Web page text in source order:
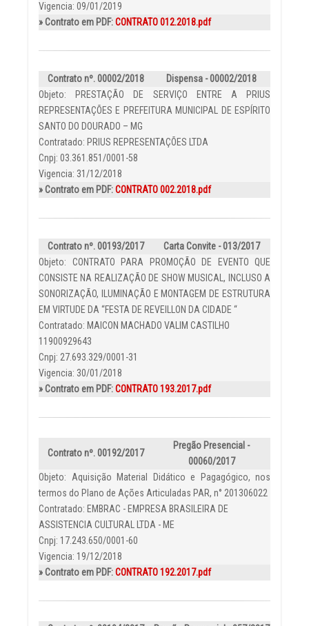
Vigencia: 09/01/2019
» Contrato em PDF:CONTRATO 012.2018.pdf
Contrato nº. 00002/2018
Dispensa - 00002/2018
Objeto: PRESTAÇÃO DE SERVIÇO ENTRE A PRIUS
REPRESENTAÇÕES E PREFEITURA MUNICIPAL DE ESPÍRITO
SANTO DO DOURADO – MG
Contratado: PRIUS REPRESENTAÇÕES LTDA
Cnpj: 03.361.851/0001-58
Vigencia: 31/12/2018
» Contrato em PDF:CONTRATO 002.2018.pdf
Contrato nº. 00193/2017
Carta Convite - 013/2017
Objeto: CONTRATO PARA PROMOÇÃO DE EVENTO QUE
CONSISTE NA REALIZAÇÃO DE SHOW MUSICAL, INCLUSO A
SONORIZAÇÃO, ILUMINAÇÃO E MONTAGEM DE ESTRUTURA
EM VIRTUDE DA “FESTA DE REVEILLON DA CIDADE “
Contratado: MAICON MACHADO VALIM CASTILHO
11900929643
Cnpj: 27.693.329/0001-31
Vigencia: 30/01/2018
» Contrato em PDF:CONTRATO 193.2017.pdf
Contrato nº. 00192/2017
Pregão Presencial -
00060/2017
Objeto: Aquisição Material Didático e Pagagógico, nos
termos do Plano de Ações Articuladas PAR, n° 201306022
Contratado: EMBRAC - EMPRESA BRASILEIRA DE
ASSISTENCIA CULTURAL LTDA - ME
Cnpj: 17.243.650/0001-60
Vigencia: 19/12/2018
» Contrato em PDF:CONTRATO 192.2017.pdf